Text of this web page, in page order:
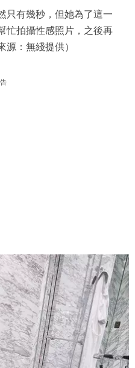
只有幾秒，但她為了這一
忙拍攝性感照片，之後再
源：無綫提供）